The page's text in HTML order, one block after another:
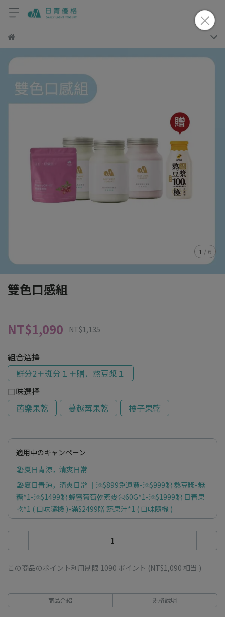
1 / 6
雙色口感組
NT$1,090 NT$1,135
組合選擇
鮮分2＋斑分１＋贈．熬豆漿１
口味選擇
芭樂果乾
蔓越莓果乾 橘子果乾
適用中のキャンペーン
🏖️夏日青涼，清爽日常
🏖️夏日青涼，清爽日常 ｜滿$899免運費-滿$999贈 熬豆漿-無
糖*1-滿$1499贈 蜂蜜葡萄乾燕麥包60G*1-滿$1999贈 日青果
乾*1 ( 口味隨機 )-滿$2499贈 蔬果汁*1 ( 口味隨機 )
この商品のポイント利用制限 1090 ポイント (NT$1,090 相当 )
商品介紹 規格說明